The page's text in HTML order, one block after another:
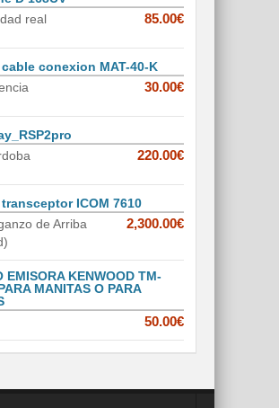
real
85.00€
conexion MAT-40-K
30.00€
220.00€
ICOM 7610
de Arriba
2,300.00€
EMISORA KENWOOD TM-
MANITAS O PARA
50.00€